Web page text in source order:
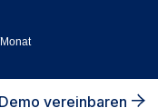
Demo vereinbaren